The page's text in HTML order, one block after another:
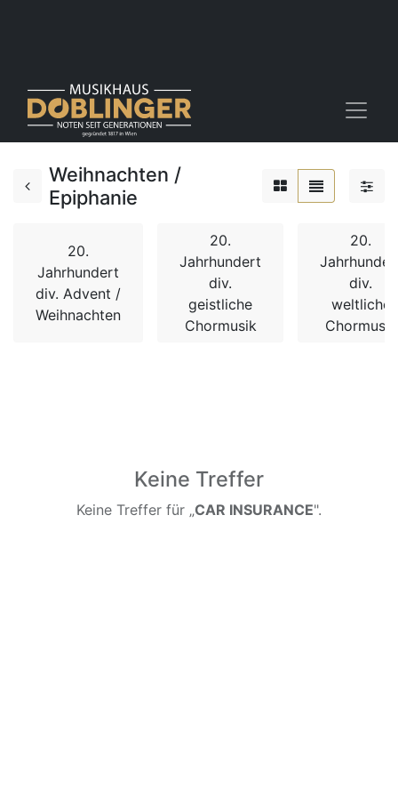
Weihnachten /
Epiphanie
20.
Jahrhundert
div. Advent /
Weihnachten
20.
Jahrhundert
div.
geistliche
Chormusik
20.
div.
weltliche
Chormusik
Keine Treffer
Keine Treffer für „CAR INSURANCE".